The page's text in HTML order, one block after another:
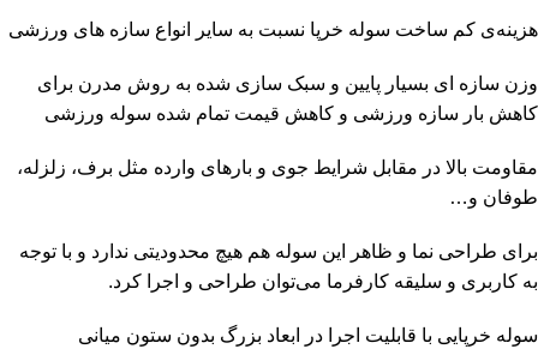
هزینه‌ی کم ساخت سوله خرپا نسبت به سایر انواع سازه های ورزشی
وزن سازه ای بسیار پایین و سبک سازی شده به روش مدرن برای
کاهش بار سازه ورزشی و کاهش قیمت تمام شده سوله ورزشی
مقاومت بالا در مقابل شرایط جوی و بارهای وارده مثل برف، زلزله،
طوفان و…
برای طراحی نما و ظاهر این سوله هم هیچ محدودیتی ندارد و با توجه
به کاربری و سلیقه کارفرما می‌توان طراحی و اجرا کرد.
سوله خرپایی با قابلیت اجرا در ابعاد بزرگ بدون ستون میانی